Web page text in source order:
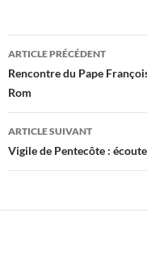
Navigation
des
articles
ARTICLE PRÉCÉDENT
Rencontre du Pape
Rom
ARTICLE SUIVANT
Vigile de Pentecôte :